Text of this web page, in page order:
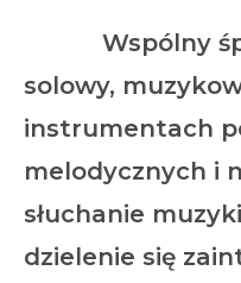
Wspólny
solowy,
instrumentach
melodycznych i
słuchanie
dzielenie się